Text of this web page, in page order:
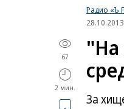
Радио «Ъ
67
2 мин.
"На
За